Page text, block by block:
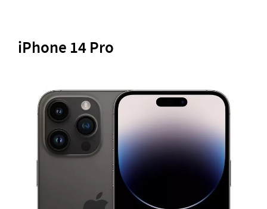
iPhone 14 Pro